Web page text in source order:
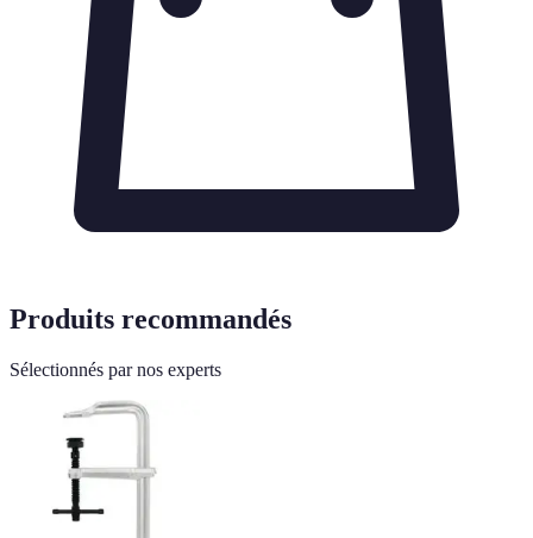
Produits recommandés
Sélectionnés par nos experts